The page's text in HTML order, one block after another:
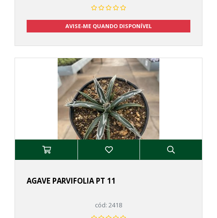
AVISE-ME QUANDO DISPONÍVEL
AGAVE PARVIFOLIA PT 11
cód: 2418